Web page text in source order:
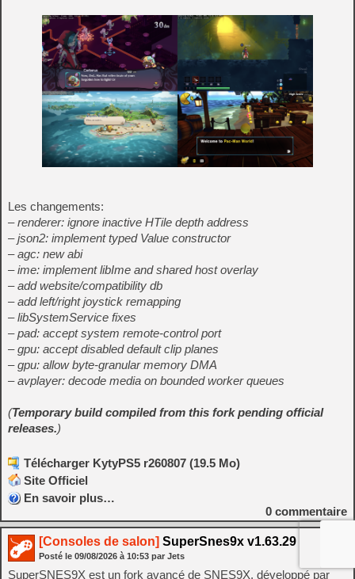
Les changements:
– renderer: ignore inactive HTile depth address
– json2: implement typed Value constructor
– agc: new abi
– ime: implement libIme and shared host overlay
– add website/compatibility db
– add left/right joystick remapping
– libSystemService fixes
– pad: accept system remote-control port
– gpu: accept disabled default clip planes
– gpu: allow byte-granular memory DMA
– avplayer: decode media on bounded worker queues
(Temporary build compiled from this fork pending official
releases.)
Télécharger KytyPS5 r260807 (19.5 Mo)
Site Officiel
En savoir plus…
0 commentaire
[Consoles de salon] SuperSnes9x v1.63.29
Posté le 09/08/2026 à 10:53 par Jets
SuperSNES9X est un fork avancé de SNES9X, développé par